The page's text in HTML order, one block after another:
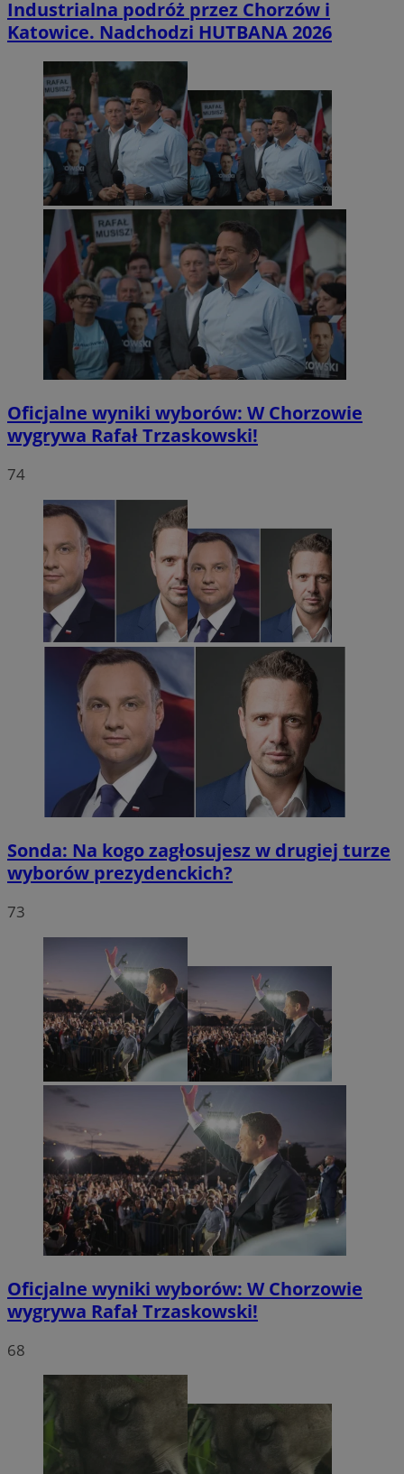
Industrialna podróż przez Chorzów i
Katowice. Nadchodzi HUTBANA 2026
Oficjalne wyniki wyborów: W Chorzowie
wygrywa Rafał Trzaskowski!
74
Sonda: Na kogo zagłosujesz w drugiej turze
wyborów prezydenckich?
73
Oficjalne wyniki wyborów: W Chorzowie
wygrywa Rafał Trzaskowski!
68